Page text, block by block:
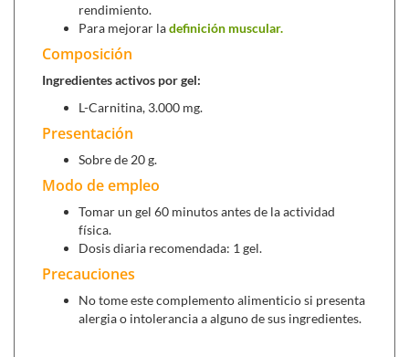
rendimiento.
Para mejorar ladefinición muscular.
Composición
Ingredientes activos por gel:
L-Carnitina, 3.000 mg.
Presentación
Sobre de 20 g.
Modo de empleo
Tomar un gel 60 minutos antes de la actividad
física.
Dosis diaria recomendada: 1 gel.
Precauciones
No tome este complemento alimenticio si presenta
alergia o intolerancia a alguno de sus ingredientes.